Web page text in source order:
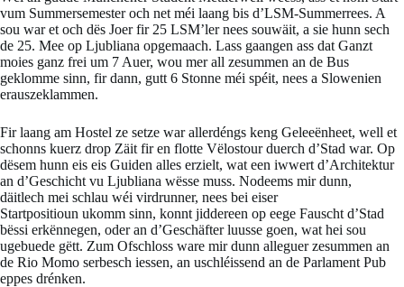
vum Summersemester och net méi laang bis d’LSM-Summerrees. A
sou war et och dës Joer fir 25 LSM’ler nees souwäit, a sie hunn sech
de 25. Mee op Ljubliana opgemaach. Lass gaangen ass dat Ganzt
moies ganz frei um 7 Auer, wou mer all zesummen an de Bus
geklomme sinn, fir dann, gutt 6 Stonne méi spéit, nees a Slowenien
erauszeklammen.
Fir laang am Hostel ze setze war allerdéngs keng Geleeënheet, well et
schonns kuerz drop Zäit fir en flotte Vëlostour duerch d’Stad war. Op
dësem hunn eis eis Guiden alles erzielt, wat een iwwert d’Architektur
an d’Geschicht vu Ljubliana wësse muss. Nodeems mir dunn,
däitlech mei schlau wéi virdrunner, nees bei eiser
Startpositioun ukomm sinn, konnt jiddereen op eege Fauscht d’Stad
bëssi erkënnegen, oder an d’Geschäfter luusse goen, wat hei sou
ugebuede gëtt. Zum Ofschloss ware mir dunn alleguer zesummen an
de Rio Momo serbesch iessen, an uschléissend an de Parlament Pub
eppes drénken.